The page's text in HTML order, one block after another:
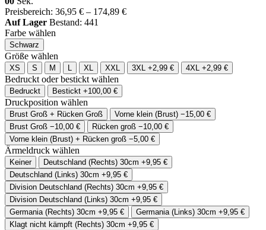
Preisbereich: 36,95 € – 174,89 €
Auf Lager Bestand: 441
Farbe wählen
Schwarz
Größe wählen
XS S M L XL XXL 3XL +2,99 € 4XL +2,99 €
Bedruckt oder bestickt wählen
Bedruckt Bestickt +100,00 €
Druckposition wählen
Brust Groß + Rücken Groß Vorne klein (Brust) −15,00 €
Brust Groß −10,00 € Rücken groß −10,00 €
Vorne klein (Brust) + Rücken groß −5,00 €
Ärmeldruck wählen
Keiner Deutschland (Rechts) 30cm +9,95 €
Deutschland (Links) 30cm +9,95 €
Division Deutschland (Rechts) 30cm +9,95 €
Division Deutschland (Links) 30cm +9,95 €
Germania (Rechts) 30cm +9,95 € Germania (Links) 30cm +9,95 €
Klagt nicht kämpft (Rechts) 30cm +9,95 €